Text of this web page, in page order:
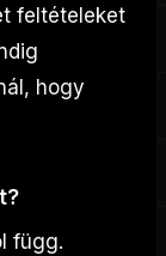
feltételeket
hogy
függ.